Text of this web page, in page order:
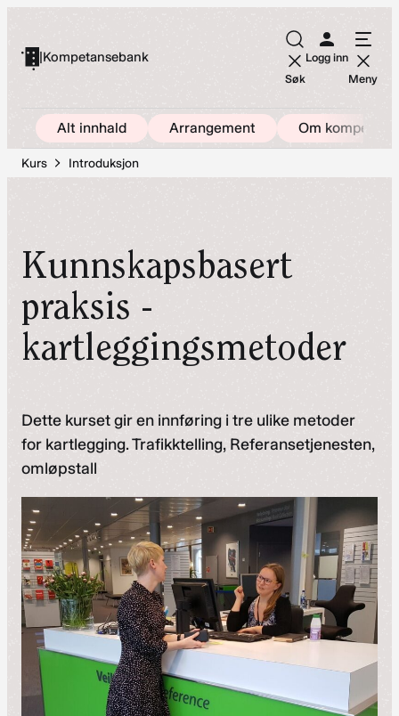
innhold
|Kompetansebank
Søk
Logg inn
Meny
Alt innhald Arrangement Om
Kurs Introduksjon
Kunnskapsbasert
praksis -
kartleggingsmetoder
Dette kurset gir en innføring i tre ulike metoder
for kartlegging. Trafikktelling, Referansetjenesten,
omløpstall